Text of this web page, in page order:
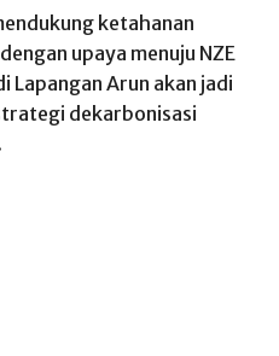
ketahanan
upaya menuju NZE
Lapangan Arun akan jadi
dekarbonisasi